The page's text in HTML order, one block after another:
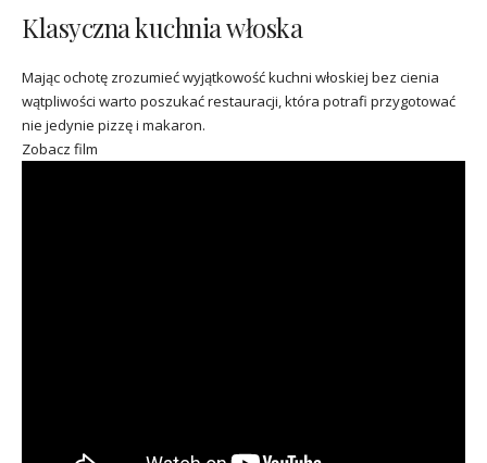
Klasyczna kuchnia włoska
Mając ochotę zrozumieć wyjątkowość kuchni włoskiej bez cienia
wątpliwości warto poszukać restauracji, która potrafi przygotować
nie jedynie pizzę i makaron.
Zobacz film